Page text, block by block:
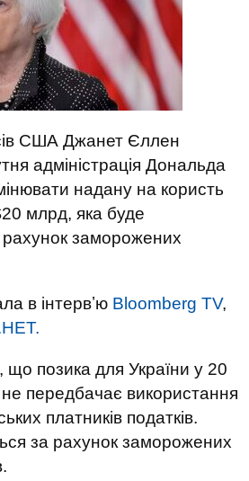
США Джанет Єллен
адміністрація Дональда
надану на користь
млрд, яка буде
рахунок заморожених
в інтервʼю Bloomberg TV,
позика для України у 20
не передбачає використання
платників податків.
за рахунок заморожених